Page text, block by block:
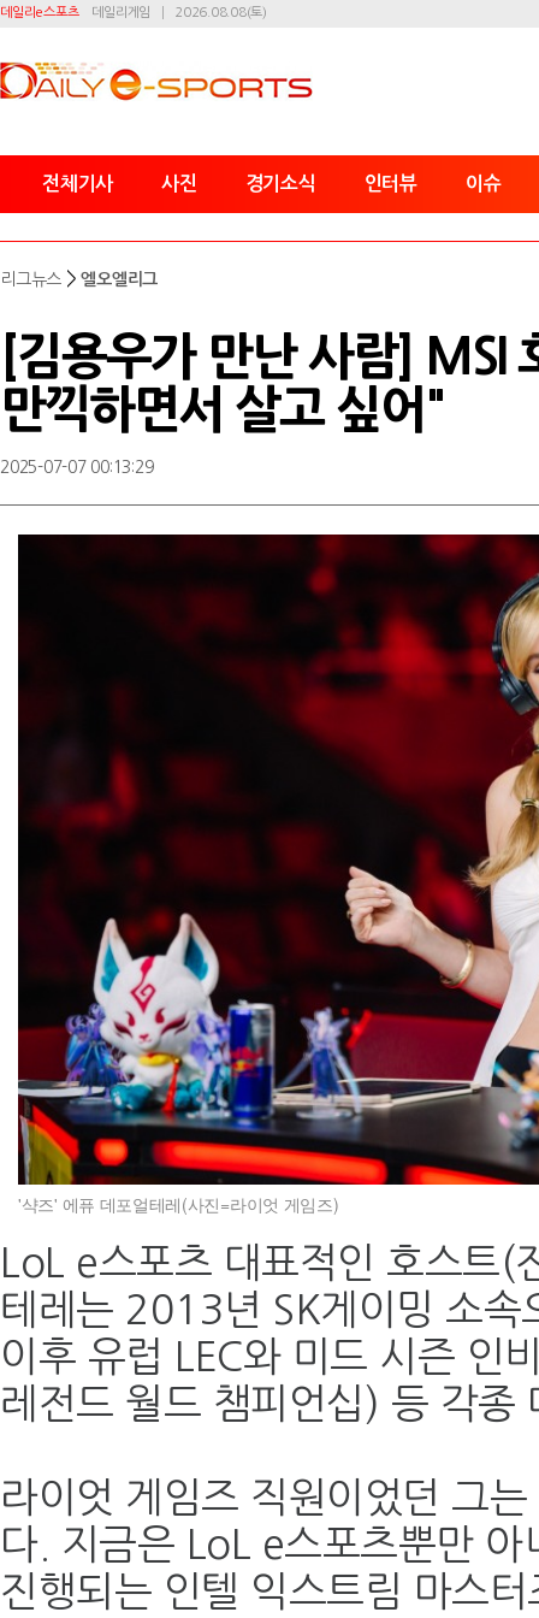
데일리e스포츠 데일리게임 2026.08.08(토)
전체기사 사진 경기소식 인터뷰 이슈
리그뉴스 >엘오엘리그
[김용우가 만난 사람] MSI
만끽하면서 살고 싶어"
2025-07-07 00:13:29
'샥즈' 에퓨 데포얼테레(사진=라이엇 게임즈)
LoL e스포츠 대표적인 호스트
테레는 2013년 SK게이밍 소속
이후 유럽 LEC와 미드 시즌 인
레전드 월드 챔피언십) 등 각종
라이엇 게임즈 직원이었던 그
다. 지금은 LoL e스포츠뿐만
진행되는 인텔 익스트림 마스